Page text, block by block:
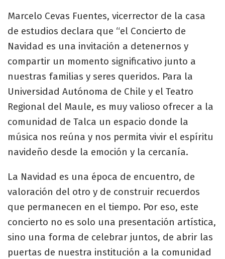
Marcelo Cevas Fuentes, vicerrector de la casa
de estudios declara que “el Concierto de
Navidad es una invitación a detenernos y
compartir un momento significativo junto a
nuestras familias y seres queridos. Para la
Universidad Autónoma de Chile y el Teatro
Regional del Maule, es muy valioso ofrecer a la
comunidad de Talca un espacio donde la
música nos reúna y nos permita vivir el espíritu
navideño desde la emoción y la cercanía.
La Navidad es una época de encuentro, de
valoración del otro y de construir recuerdos
que permanecen en el tiempo. Por eso, este
concierto no es solo una presentación artística,
sino una forma de celebrar juntos, de abrir las
puertas de nuestra institución a la comunidad